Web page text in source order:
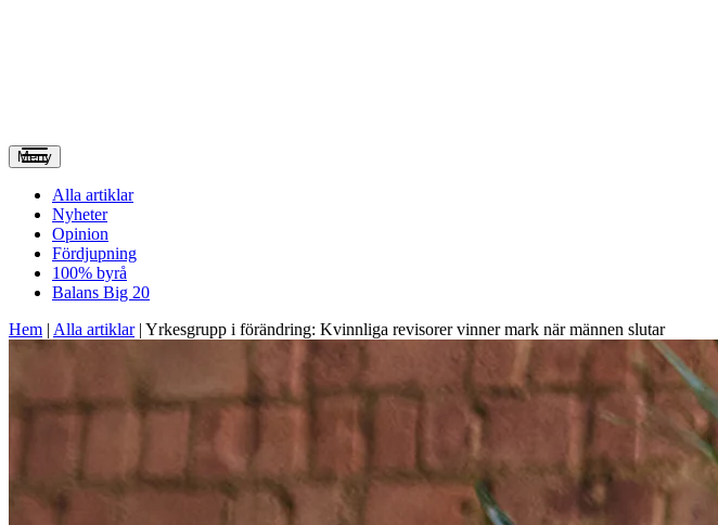
Meny
Alla artiklar
Nyheter
Opinion
Fördjupning
100% byrå
Balans Big 20
Hem | Alla artiklar| Yrkesgrupp i förändring: Kvinnliga revisorer vinner mark när männen slutar